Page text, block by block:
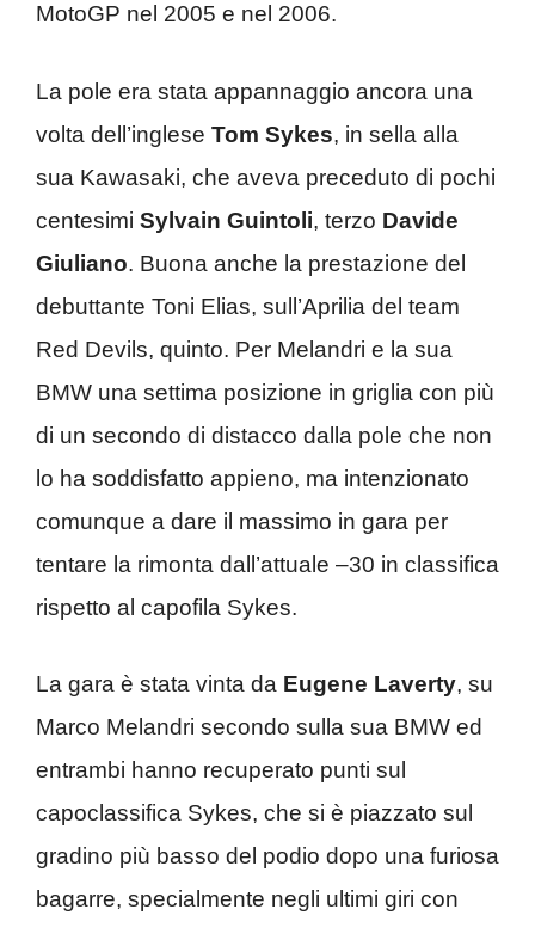
MotoGP nel 2005 e nel 2006.
La pole era stata appannaggio ancora una
volta dell’inglese Tom Sykes, in sella alla
sua Kawasaki, che aveva preceduto di pochi
centesimi Sylvain Guintoli, terzo Davide
Giuliano. Buona anche la prestazione del
debuttante Toni Elias, sull’Aprilia del team
Red Devils, quinto. Per Melandri e la sua
BMW una settima posizione in griglia con più
di un secondo di distacco dalla pole che non
lo ha soddisfatto appieno, ma intenzionato
comunque a dare il massimo in gara per
tentare la rimonta dall’attuale –30 in classifica
rispetto al capofila Sykes.
La gara è stata vinta da Eugene Laverty, su
Marco Melandri secondo sulla sua BMW ed
entrambi hanno recuperato punti sul
capoclassifica Sykes, che si è piazzato sul
gradino più basso del podio dopo una furiosa
bagarre, specialmente negli ultimi giri con